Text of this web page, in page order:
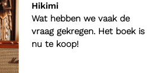
Hikimi
Wat hebben we vaak de
vraag gekregen. Het boek is
nu te koop!